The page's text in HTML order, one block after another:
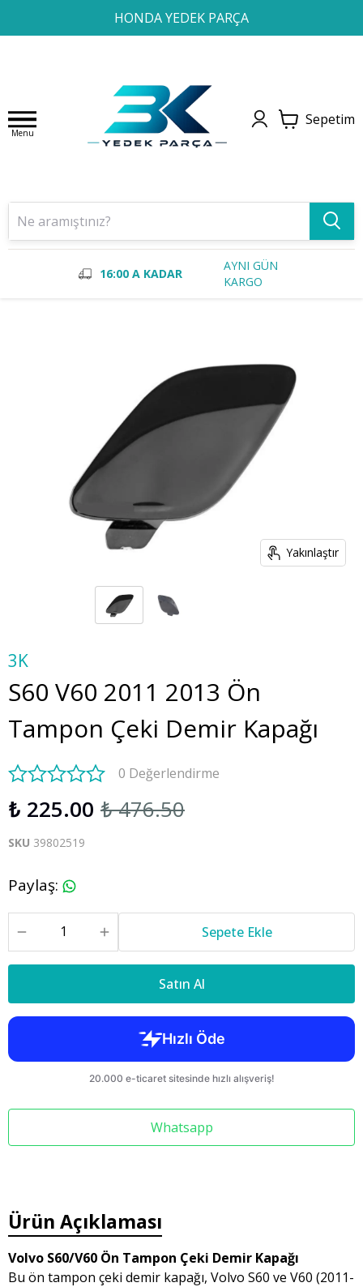
HONDA YEDEK PARÇA
1 2 3 4
Menu
Sepetim
16:00 A KADAR
AYNI GÜN
KARGO
Yakınlaştır
3K
S60 V60 2011 2013 Ön
Tampon Çeki Demir Kapağı
0 Değerlendirme
₺ 225.00 ₺ 476.50
SKU 39802519
Paylaş:
Sepete Ekle
Satın Al
Whatsapp
Ürün Açıklaması
Volvo S60/V60 Ön Tampon Çeki Demir Kapağı
Bu ön tampon çeki demir kapağı, Volvo S60 ve V60 (2011-